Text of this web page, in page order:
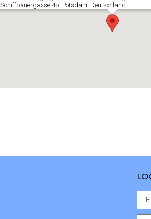
Schiffbauergasse 4b, Potsdam, Deutschland